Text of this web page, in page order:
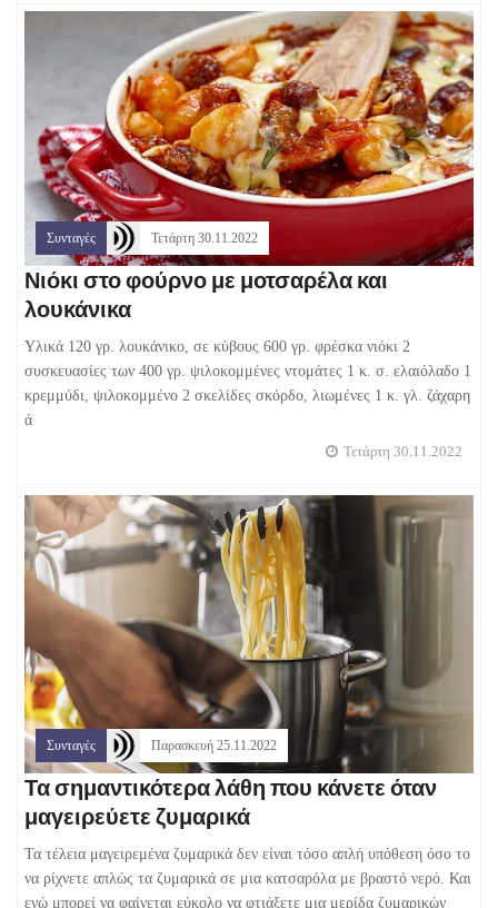
Συνταγές Τετάρτη 30.11.2022
Νιόκι στο φούρνο με μοτσαρέλα και
λουκάνικα
Υλικά 120 γρ. λουκάνικο, σε κύβους 600 γρ. φρέσκα νιόκι 2
συσκευασίες των 400 γρ. ψιλοκομμένες ντομάτες 1 κ. σ. ελαιόλαδο 1
κρεμμύδι, ψιλοκομμένο 2 σκελίδες σκόρδο, λιωμένες 1 κ. γλ. ζάχαρη
ά
Τετάρτη 30.11.2022
Συνταγές Παρασκευή 25.11.2022
Τα σημαντικότερα λάθη που κάνετε όταν
μαγειρεύετε ζυμαρικά
Τα τέλεια μαγειρεμένα ζυμαρικά δεν είναι τόσο απλή υπόθεση όσο το
να ρίχνετε απλώς τα ζυμαρικά σε μια κατσαρόλα με βραστό νερό. Και
ενώ μπορεί να φαίνεται εύκολο να φτιάξετε μια μερίδα ζυμαρικών